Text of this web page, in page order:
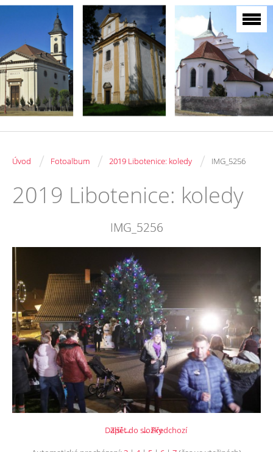
Úvod / Fotoalbum / 2019 Libotenice: koledy / IMG_5256
2019 Libotenice: koledy
IMG_5256
← Předchozí
Další →
Zpět do složky